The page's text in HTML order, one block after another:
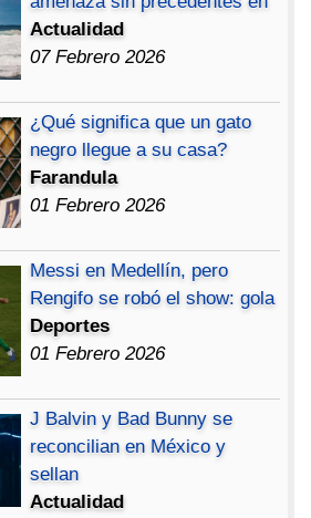
Actualidad
07 Febrero 2026
¿Qué significa que un gato
negro llegue a su casa?
Farandula
01 Febrero 2026
Messi en Medellín, pero
Rengifo se robó el show: gola
Deportes
01 Febrero 2026
J Balvin y Bad Bunny se
reconcilian en México y
sellan
Actualidad